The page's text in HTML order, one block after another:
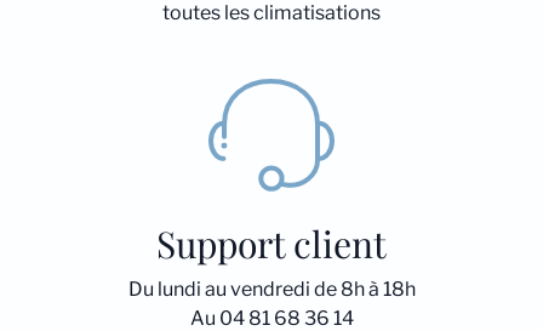
toutes les climatisations
Support client
Du lundi au vendredi de 8h à 18h
Au 04 81 68 36 14